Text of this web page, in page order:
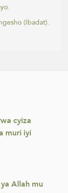
(Ibadat).
cyiza
muri iyi
Allah mu